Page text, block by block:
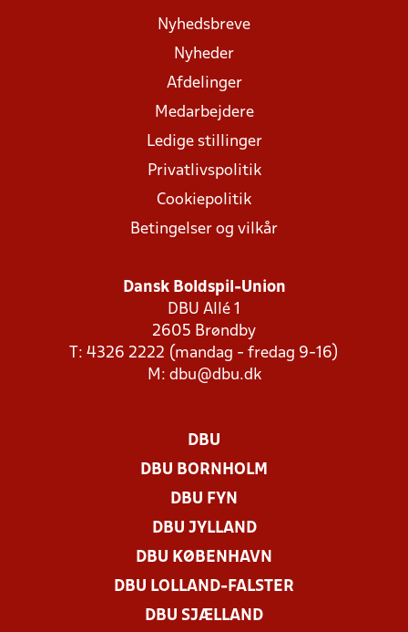
Nyhedsbreve
Nyheder
Afdelinger
Medarbejdere
Ledige stillinger
Privatlivspolitik
Cookiepolitik
Betingelser og vilkår
Dansk Boldspil-Union
DBU Allé 1
2605 Brøndby
T: 4326 2222 (mandag - fredag 9-16)
M: dbu@dbu.dk
DBU
DBU BORNHOLM
DBU FYN
DBU JYLLAND
DBU KØBENHAVN
DBU LOLLAND-FALSTER
DBU SJÆLLAND